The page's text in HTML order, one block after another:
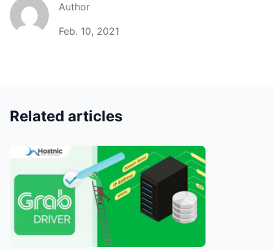
Author
Feb. 10, 2021
Related articles